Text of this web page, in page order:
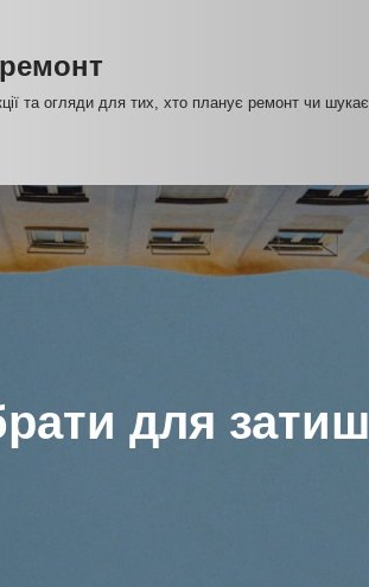
та огляди для тих, хто планує ремонт чи
для